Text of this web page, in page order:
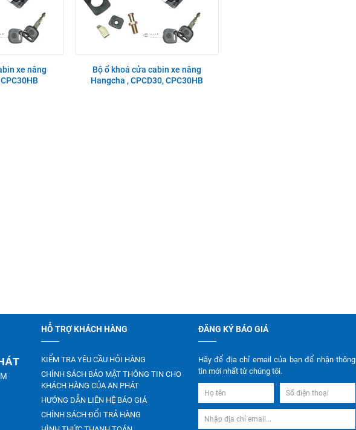
xe nâng
Bộ ổ khoá cửa cabin xe nâng
Hangcha , CPCD30, CPC30HB
HỖ TRỢ KHÁCH HÀNG
KIỂM TRA YÊU CẦU HỎI HÀNG
CHÍNH SÁCH BẢO MẬT THÔNG TIN CHO
KHÁCH HÀNG CỦA AN PHÁT
HƯỚNG DẪN LIÊN HỆ BÁO GIÁ
CHÍNH SÁCH ĐỔI TRẢ HÀNG
ĐĂNG KÝ BÁO GIÁ
Hãy để địa chỉ email của bạn để nhận thông
tin mới nhất từ chúng tôi.